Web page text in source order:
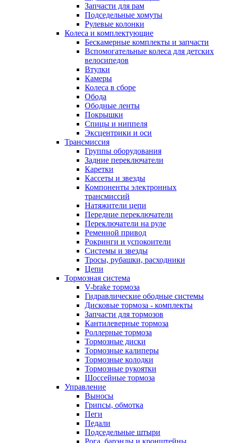
Запчасти для рам
Подседельные хомуты
Рулевые колонки
Колеса и комплектующие
Бескамерные комплекты и запчасти
Вспомогательные колеса для детских
велосипедов
Втулки
Камеры
Колеса в сборе
Обода
Ободные ленты
Покрышки
Спицы и ниппеля
Эксцентрики и оси
Трансмиссия
Группы оборудования
Задние переключатели
Каретки
Кассеты и звезды
Компоненты электронных
трансмиссий
Натяжители цепи
Передние переключатели
Переключатели на руле
Ременной привод
Рокринги и успокоители
Системы и звезды
Тросы, рубашки, расходники
Цепи
Тормозная система
V-brake тормоза
Гидравлические ободные системы
Дисковые тормоза - комплекты
Запчасти для тормозов
Кантилеверные тормоза
Роллерные тормоза
Тормозные диски
Тормозные калиперы
Тормозные колодки
Тормозные рукоятки
Шоссейные тормоза
Управление
Выносы
Грипсы, обмотка
Пеги
Педали
Подседельные штыри
Рога, барэнды и кронштейны